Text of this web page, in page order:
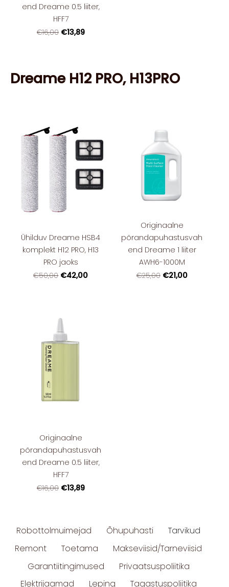
end Dreame 0.5 liiter,
HFF7
€16,00 €13,89
Dreame H12 PRO, H13PRO
Ühilduv Dreame HSB4
komplekt H12 PRO, H13
PRO jaoks
€50,00 €42,00
Originaalne
põrandapuhastusvah
end Dreame 1 liiter
AWH6-1000M
€25,00 €21,00
Originaalne
põrandapuhastusvah
end Dreame 0.5 liiter,
HFF7
€16,00 €13,89
Robottolmuimejad Õhupuhasti
Tarvikud
Remont
Toetama
Makseviisid/Tarneviisid
Garantiitingimused
Privaatsuspoliitika
Elektrijaamad
Leping Tagastuspoliitika